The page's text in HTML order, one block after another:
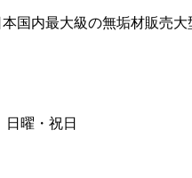
国内最大級の無垢材販売大
曜・祝日